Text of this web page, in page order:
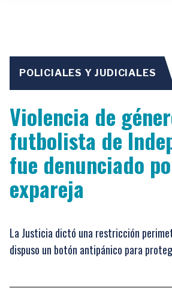
POLICIALES Y JUDICIALES
Violencia de
futbolista de
fue denunciado
expareja
La Justicia dictó una restricción
dispuso un botón antipánico para